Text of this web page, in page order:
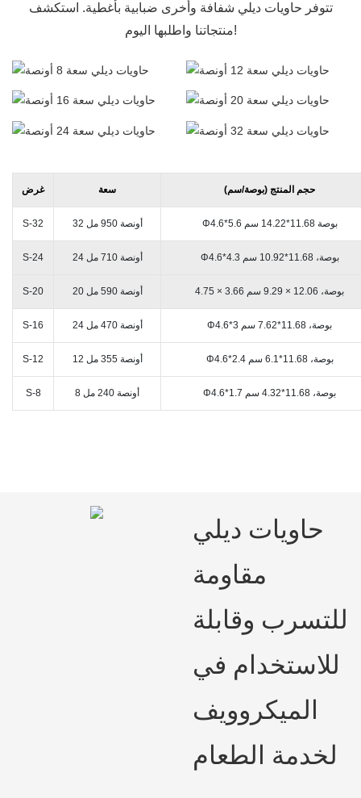
تتوفر حاويات ديلي شفافة وأخرى ضبابية بأغطية. استكشف
منتجاتنا واطلبها اليوم!
غرض سعة حجم المنتج (بوصة/سم)
S-32 32 أونصة 950 مل Φ4.6*5.6 بوصة 11.68*14.22 سم
S-24 24 أونصة 710 مل Φ4.6*4.3 بوصة، 11.68*10.92 سم
S-20 20 أونصة 590 مل 4.75 × 3.66 بوصة، 12.06 × 9.29 سم
S-16 24 أونصة 470 مل Φ4.6*3 بوصة، 11.68*7.62 سم
S-12 12 أونصة 355 مل Φ4.6*2.4 بوصة، 11.68*6.1 سم
S-8 8 أونصة 240 مل Φ4.6*1.7 بوصة، 11.68*4.32 سم
حاويات ديلي
مقاومة
للتسرب وقابلة
للاستخدام في
الميكروويف
لخدمة الطعام